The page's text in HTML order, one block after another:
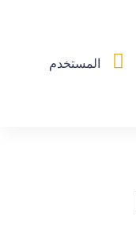
 المستخدم